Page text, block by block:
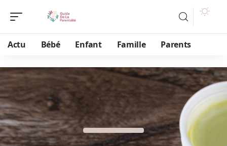
Actu Bébé Enfant Famille Parents